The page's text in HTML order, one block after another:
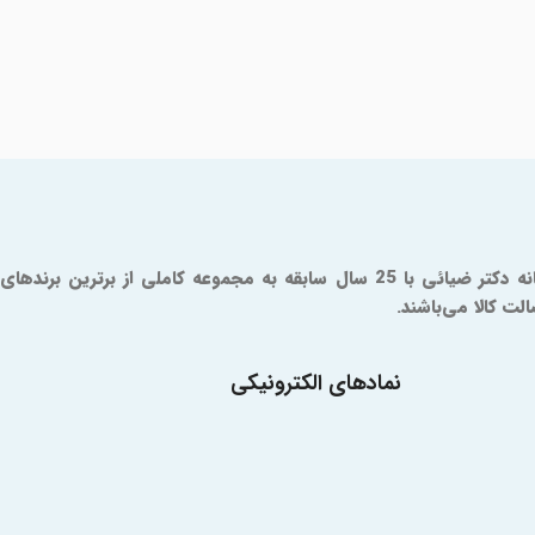
داروخانه آنلاین دکتر ضیائی یک مرجع مورد تایید سازمان و غذا و دارو است که از سال 1379 فعالیت خود را آغاز کرده است. شما در داروخانه دکتر ضیائی با 25 سال سابقه به مجموعه کاملی از برترین برندهای
کالا می‌باشند.
نمادهای الکترونیکی